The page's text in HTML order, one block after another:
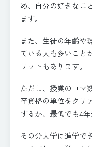
め、自分の好きなこ
ます。
また、生徒の年齢や
ている人も多いこと
リットもあります。
ただし、授業のコマ
卒資格の単位をクリ
するか、最低でも4年
その分大学に進学で